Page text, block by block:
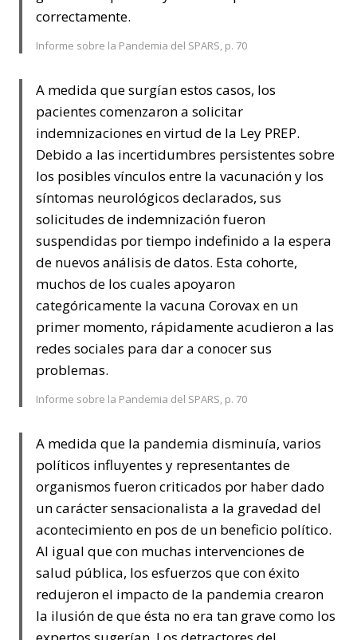
correctamente.
Informe sobre la Pandemia del SPARS, p. 70
A medida que surgían estos casos, los
pacientes comenzaron a solicitar
indemnizaciones en virtud de la Ley PREP.
Debido a las incertidumbres persistentes sobre
los posibles vínculos entre la vacunación y los
síntomas neurológicos declarados, sus
solicitudes de indemnización fueron
suspendidas por tiempo indefinido a la espera
de nuevos análisis de datos. Esta cohorte,
muchos de los cuales apoyaron
categóricamente la vacuna Corovax en un
primer momento, rápidamente acudieron a las
redes sociales para dar a conocer sus
problemas.
Informe sobre la Pandemia del SPARS, p. 70
A medida que la pandemia disminuía, varios
políticos influyentes y representantes de
organismos fueron criticados por haber dado
un carácter sensacionalista a la gravedad del
acontecimiento en pos de un beneficio político.
Al igual que con muchas intervenciones de
salud pública, los esfuerzos que con éxito
redujeron el impacto de la pandemia crearon
la ilusión de que ésta no era tan grave como los